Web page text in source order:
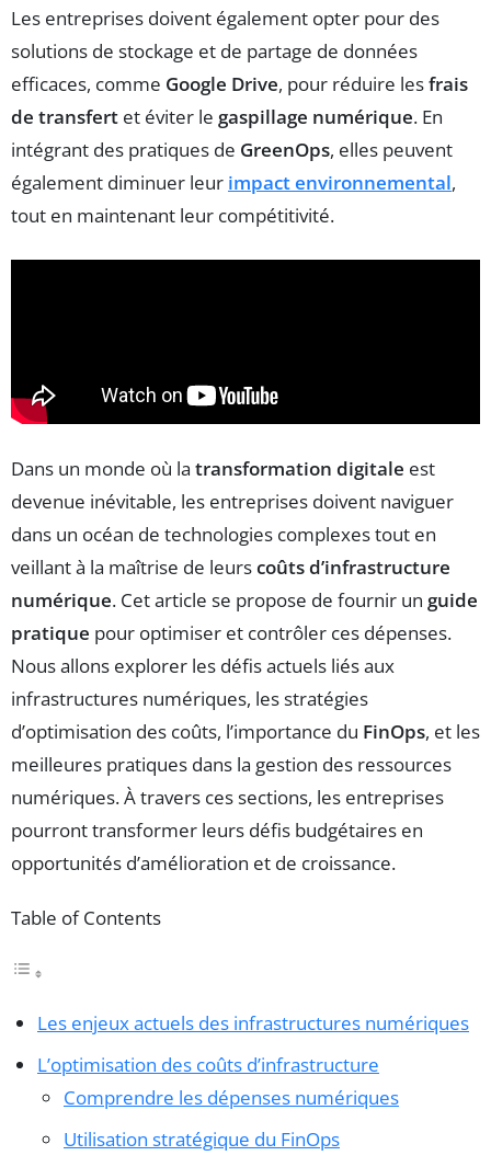
Les entreprises doivent également opter pour des
solutions de stockage et de partage de données
efficaces, comme Google Drive, pour réduire lesfrais
de transfert et éviter le gaspillage numérique. En
intégrant des pratiques de GreenOps, elles peuvent
également diminuer leur impact environnemental,
tout en maintenant leur compétitivité.
Dans un monde où la transformation digitale est
devenue inévitable, les entreprises doivent naviguer
dans un océan de technologies complexes tout en
veillant à la maîtrise de leurscoûts d’infrastructure
numérique. Cet article se propose de fournir un guide
pratique pour optimiser et contrôler ces dépenses.
Nous allons explorer les défis actuels liés aux
infrastructures numériques, les stratégies
d’optimisation des coûts, l’importance du FinOps, et les
meilleures pratiques dans la gestion des ressources
numériques. À travers ces sections, les entreprises
pourront transformer leurs défis budgétaires en
opportunités d’amélioration et de croissance.
Table of Contents
Les enjeux actuels des infrastructures numériques
L’optimisation des coûts d’infrastructure
Comprendre les dépenses numériques
Utilisation stratégique du FinOps